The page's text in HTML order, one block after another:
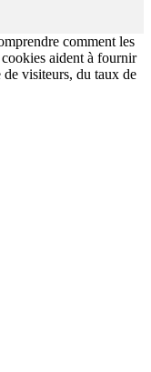
comment les
aident à fournir
de visiteurs, du taux de